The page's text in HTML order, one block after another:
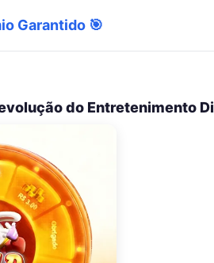
Garantido 🎯
do Entretenimento